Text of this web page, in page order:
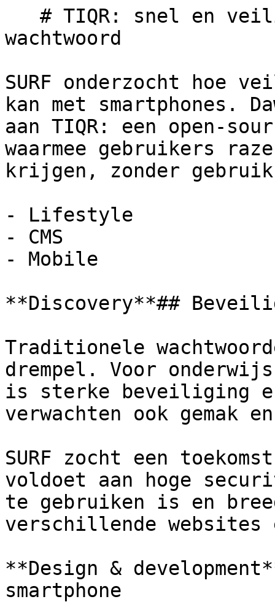
wachtwoord
SURF onderzocht hoe
kan met smartphones.
aan TIQR: een open-
waarmee gebruikers
krijgen, zonder gebruik
- Lifestyle
- CMS
- Mobile
**Discovery**##
Traditionele
drempel. Voor
is sterke beveiliging
verwachten ook gemak
SURF zocht een
voldoet aan hoge
te gebruiken is en
verschillende websites
**Design &
smartphone